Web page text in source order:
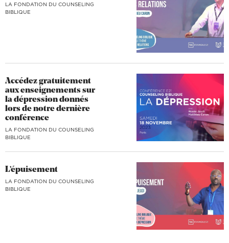
LA FONDATION DU COUNSELING
BIBLIQUE
Accédez gratuitement
aux enseignements sur
la dépression donnés
lors de notre dernière
conférence
LA FONDATION DU COUNSELING
BIBLIQUE
L’épuisement
LA FONDATION DU COUNSELING
BIBLIQUE